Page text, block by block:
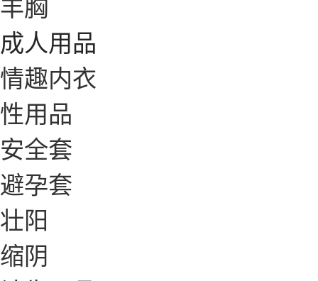
成人用品
情趣内衣
性用品
安全套
避孕套
壮阳
缩阴